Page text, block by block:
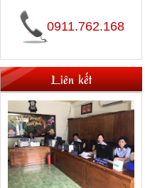
0911.762.168
Liên kết